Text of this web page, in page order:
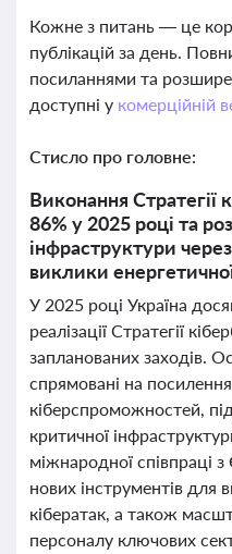
Кожне з питань — це
публікацій за день.
посиланнями та
доступні у комерційній
Стисло про головне:
Виконання Стратегії
86% у 2025 році та
інфраструктури
виклики
У 2025 році Україна
реалізації Стратегії
запланованих заходів.
спрямовані на
кіберспроможностей,
критичної
міжнародної співпраці
нових інструментів для
кібератак, а також
персоналу ключових